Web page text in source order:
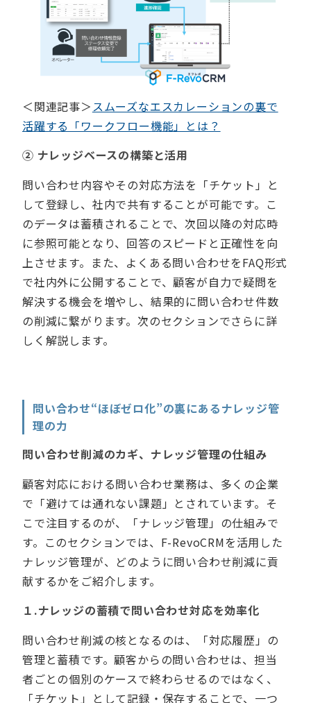
＜関連記事＞スムーズなエスカレーションの裏で
活躍する「ワークフロー機能」とは？
② ナレッジベースの構築と活用
問い合わせ内容やその対応方法を「チケット」と
して登録し、社内で共有することが可能です。こ
のデータは蓄積されることで、次回以降の対応時
に参照可能となり、回答のスピードと正確性を向
上させます。また、よくある問い合わせをFAQ形式
で社内外に公開することで、顧客が自力で疑問を
解決する機会を増やし、結果的に問い合わせ件数
の削減に繋がります。次のセクションでさらに詳
しく解説します。
問い合わせ“ほぼゼロ化”の裏にあるナレッジ管
理の力
問い合わせ削減のカギ、ナレッジ管理の仕組み
顧客対応における問い合わせ業務は、多くの企業
で「避けては通れない課題」とされています。そ
こで注目するのが、「ナレッジ管理」の仕組みで
す。このセクションでは、F-RevoCRMを活用した
ナレッジ管理が、どのように問い合わせ削減に貢
献するかをご紹介します。
１.ナレッジの蓄積で問い合わせ対応を効率化
問い合わせ削減の核となるのは、「対応履歴」の
管理と蓄積です。顧客からの問い合わせは、担当
者ごとの個別のケースで終わらせるのではなく、
「チケット」として記録‧保存することで、一つ